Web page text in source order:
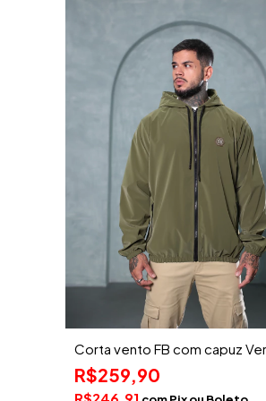
Corta vento FB com capuz
R$259,90